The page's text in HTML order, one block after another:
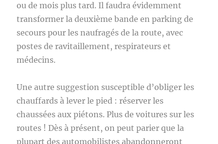
ou de mois plus tard. Il faudra évidemment
transformer la deuxième bande en parking de
secours pour les naufragés de la route, avec
postes de ravitaillement, respirateurs et
médecins.
Une autre suggestion susceptible d’obliger les
chauffards à lever le pied : réserver les
chaussées aux piétons. Plus de voitures sur les
routes ! Dès à présent, on peut parier que la
plupart des automobilistes abandonneront